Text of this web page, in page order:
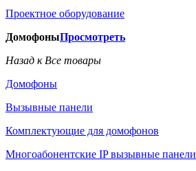
Проектное оборудование
ДомофоныПросмотреть
Назад к Все товары
Домофоны
Вызывные панели
Комплектующие для домофонов
Многоабонентские IP вызывные панели